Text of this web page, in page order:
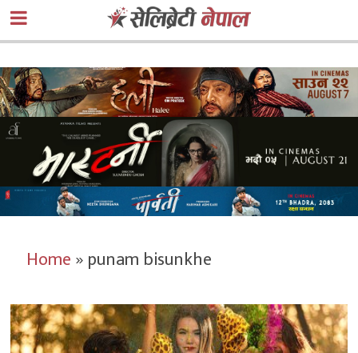
Home»punam bisunkhe